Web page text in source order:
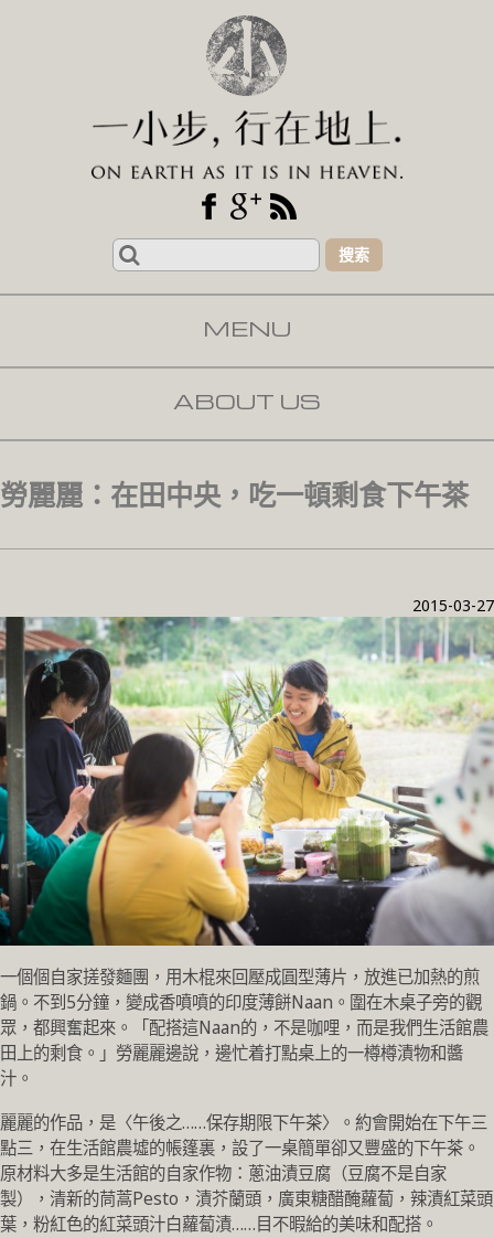
Search
for:
MENU
SKIP TO CONTENT
ABOUT US
勞麗麗：在田中央，吃一頓剩食下午茶
2015-03-27
一個個自家搓發麵團，用木棍來回壓成圓型薄片，放進已加熱的煎
鍋。不到5分鐘，變成香噴噴的印度薄餅Naan。圍在木桌子旁的觀
眾，都興奮起來。「配搭這Naan的，不是咖哩，而是我們生活館農
田上的剩食。」勞麗麗邊說，邊忙着打點桌上的一樽樽漬物和醬
汁。
麗麗的作品，是〈午後之……保存期限下午茶〉。約會開始在下午三
點三，在生活館農墟的帳篷裏，設了一桌簡單卻又豐盛的下午茶。
原材料大多是生活館的自家作物：蔥油漬豆腐（豆腐不是自家
製），清新的茼蒿Pesto，漬芥蘭頭，廣東糖醋醃蘿蔔，辣漬紅菜頭
葉，粉紅色的紅菜頭汁白蘿蔔漬……目不暇給的美味和配搭。